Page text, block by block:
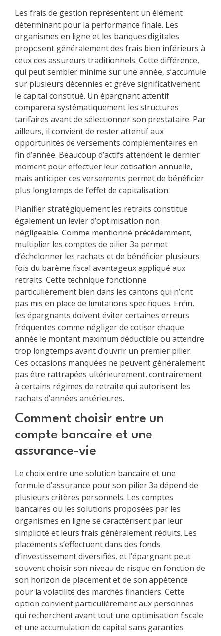
Les frais de gestion représentent un élément
déterminant pour la performance finale. Les
organismes en ligne et les banques digitales
proposent généralement des frais bien inférieurs à
ceux des assureurs traditionnels. Cette différence,
qui peut sembler minime sur une année, s’accumule
sur plusieurs décennies et grève significativement
le capital constitué. Un épargnant attentif
comparera systématiquement les structures
tarifaires avant de sélectionner son prestataire. Par
ailleurs, il convient de rester attentif aux
opportunités de versements complémentaires en
fin d’année. Beaucoup d’actifs attendent le dernier
moment pour effectuer leur cotisation annuelle,
mais anticiper ces versements permet de bénéficier
plus longtemps de l’effet de capitalisation.
Planifier stratégiquement les retraits constitue
également un levier d’optimisation non
négligeable. Comme mentionné précédemment,
multiplier les comptes de pilier 3a permet
d’échelonner les rachats et de bénéficier plusieurs
fois du barème fiscal avantageux appliqué aux
retraits. Cette technique fonctionne
particulièrement bien dans les cantons qui n’ont
pas mis en place de limitations spécifiques. Enfin,
les épargnants doivent éviter certaines erreurs
fréquentes comme négliger de cotiser chaque
année le montant maximum déductible ou attendre
trop longtemps avant d’ouvrir un premier pilier.
Ces occasions manquées ne peuvent généralement
pas être rattrapées ultérieurement, contrairement
à certains régimes de retraite qui autorisent les
rachats d’années antérieures.
Comment choisir entre un
compte bancaire et une
assurance-vie
Le choix entre une solution bancaire et une
formule d’assurance pour son pilier 3a dépend de
plusieurs critères personnels. Les comptes
bancaires ou les solutions proposées par les
organismes en ligne se caractérisent par leur
simplicité et leurs frais généralement réduits. Les
placements s’effectuent dans des fonds
d’investissement diversifiés, et l’épargnant peut
souvent choisir son niveau de risque en fonction de
son horizon de placement et de son appétence
pour la volatilité des marchés financiers. Cette
option convient particulièrement aux personnes
qui recherchent avant tout une optimisation fiscale
et une accumulation de capital sans garanties